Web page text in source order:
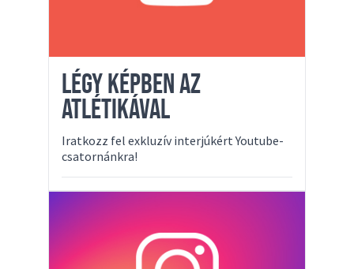
LÉGY KÉPBEN AZ
ATLÉTIKÁVAL
Iratkozz fel exkluzív interjúkért Youtube-
csatornánkra!